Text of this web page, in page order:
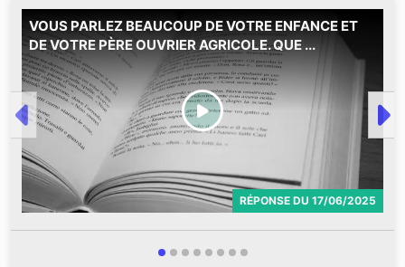
VOUS PARLEZ BEAUCOUP DE VOTRE ENFANCE ET
DE VOTRE PÈRE OUVRIER AGRICOLE. QUE ...
RÉPONSE DU 17/06/2025